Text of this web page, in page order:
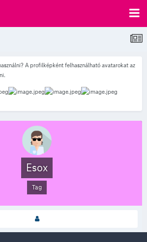
A profilképként felhasználható avatarokat az
Esox
Tag